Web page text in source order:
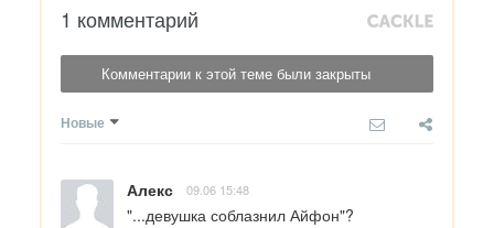
1 комментарий
Комментарии к этой теме были закрыты
Новые
Алекс 09.06 15:48
"...девушка соблазнил Айфон"?